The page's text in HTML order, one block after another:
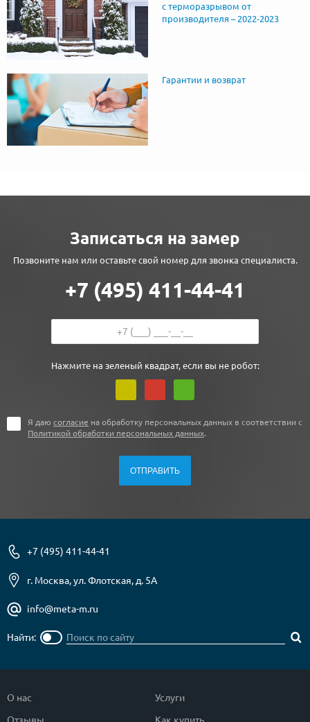
с терморазрывом от
производителя – 2022-2023
Гарантии и возврат
Записаться на замер
Позвоните нам или оставьте свой номер для звонка специалиста.
+7 (495) 411-44-41
Нажмите на зеленый квадрат, если вы не робот:
Я даю согласие на обработку персональных данных в соответствии с
Политикой обработки персональных данных.
+7 (495) 411-44-41
г. Москва, ул. Флотская, д. 5А
info@meta-m.ru
Найти:
О нас
Услуги